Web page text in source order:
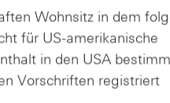
Analyse wird
Stoppkurse am
Wohnsitz in dem
für US-amerikanische
in den USA
Vorschriften registriert